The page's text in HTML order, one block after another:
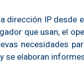
dirección IP desde
que usan, el
necesidades
se elaboran